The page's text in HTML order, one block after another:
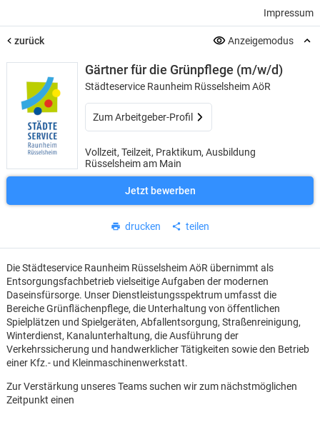
Impressum
zurück Anzeigemodus
Gärtner für die Grünpflege (m/w/d)
Städteservice Raunheim Rüsselsheim AöR
Zum Arbeitgeber-Profil
Vollzeit, Teilzeit, Praktikum, Ausbildung
Rüsselsheim am Main
Jetzt bewerben
drucken teilen
Die Städteservice Raunheim Rüsselsheim AöR übernimmt als
Entsorgungsfachbetrieb vielseitige Aufgaben der modernen
Daseinsfürsorge. Unser Dienstleistungsspektrum umfasst die
Bereiche Grünflächenpflege, die Unterhaltung von öffentlichen
Spielplätzen und Spielgeräten, Abfallentsorgung, Straßenreinigung,
Winterdienst, Kanalunterhaltung, die Ausführung der
Verkehrssicherung und handwerklicher Tätigkeiten sowie den Betrieb
einer Kfz.- und Kleinmaschinenwerkstatt.
Zur Verstärkung unseres Teams suchen wir zum nächstmöglichen
Zeitpunkt einen